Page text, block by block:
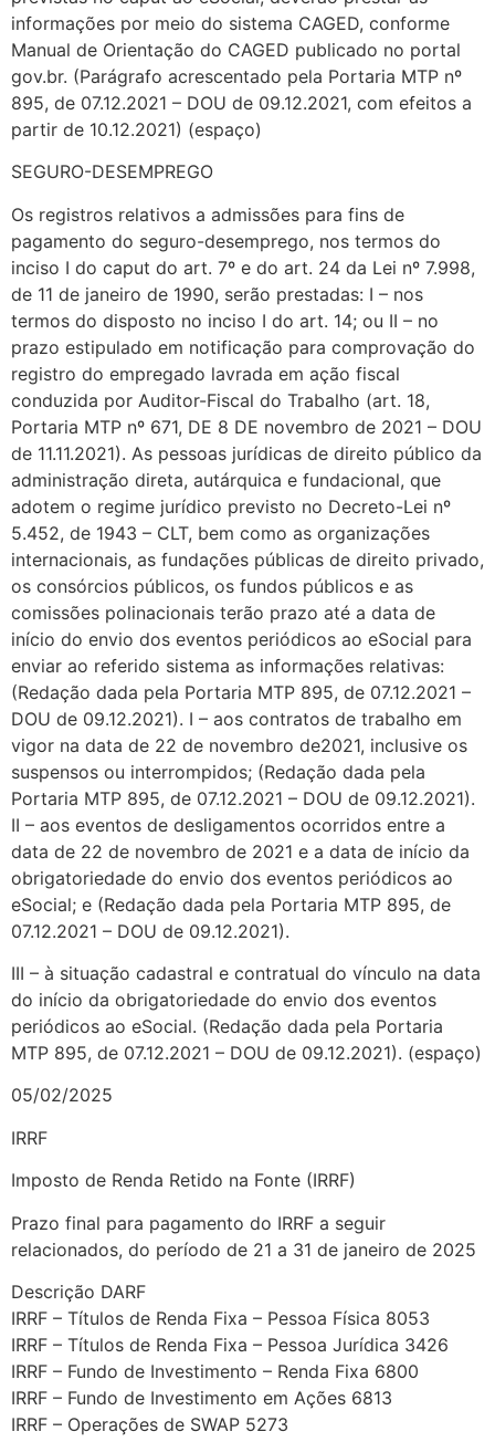
informações por meio do sistema CAGED, conforme
Manual de Orientação do CAGED publicado no portal
gov.br. (Parágrafo acrescentado pela Portaria MTP nº
895, de 07.12.2021 – DOU de 09.12.2021, com efeitos a
partir de 10.12.2021) (espaço)
SEGURO-DESEMPREGO
Os registros relativos a admissões para fins de
pagamento do seguro-desemprego, nos termos do
inciso I do caput do art. 7º e do art. 24 da Lei nº 7.998,
de 11 de janeiro de 1990, serão prestadas: I – nos
termos do disposto no inciso I do art. 14; ou II – no
prazo estipulado em notificação para comprovação do
registro do empregado lavrada em ação fiscal
conduzida por Auditor-Fiscal do Trabalho (art. 18,
Portaria MTP nº 671, DE 8 DE novembro de 2021 – DOU
de 11.11.2021). As pessoas jurídicas de direito público da
administração direta, autárquica e fundacional, que
adotem o regime jurídico previsto no Decreto-Lei nº
5.452, de 1943 – CLT, bem como as organizações
internacionais, as fundações públicas de direito privado,
os consórcios públicos, os fundos públicos e as
comissões polinacionais terão prazo até a data de
início do envio dos eventos periódicos ao eSocial para
enviar ao referido sistema as informações relativas:
(Redação dada pela Portaria MTP 895, de 07.12.2021 –
DOU de 09.12.2021). I – aos contratos de trabalho em
vigor na data de 22 de novembro de2021, inclusive os
suspensos ou interrompidos; (Redação dada pela
Portaria MTP 895, de 07.12.2021 – DOU de 09.12.2021).
II – aos eventos de desligamentos ocorridos entre a
data de 22 de novembro de 2021 e a data de início da
obrigatoriedade do envio dos eventos periódicos ao
eSocial; e (Redação dada pela Portaria MTP 895, de
07.12.2021 – DOU de 09.12.2021).
III – à situação cadastral e contratual do vínculo na data
do início da obrigatoriedade do envio dos eventos
periódicos ao eSocial. (Redação dada pela Portaria
MTP 895, de 07.12.2021 – DOU de 09.12.2021). (espaço)
05/02/2025
IRRF
Imposto de Renda Retido na Fonte (IRRF)
Prazo final para pagamento do IRRF a seguir
relacionados, do período de 21 a 31 de janeiro de 2025
Descrição DARF
IRRF – Títulos de Renda Fixa – Pessoa Física 8053
IRRF – Títulos de Renda Fixa – Pessoa Jurídica 3426
IRRF – Fundo de Investimento – Renda Fixa 6800
IRRF – Fundo de Investimento em Ações 6813
IRRF – Operações de SWAP 5273